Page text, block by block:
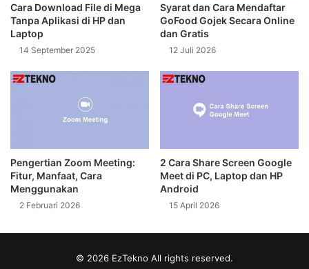
Cara Download File di Mega
Tanpa Aplikasi di HP dan
Laptop
14 September 2025
Syarat dan Cara Mendaftar
GoFood Gojek Secara Online
dan Gratis
12 Juli 2026
Pengertian Zoom Meeting:
Fitur, Manfaat, Cara
Menggunakan
2 Februari 2026
2 Cara Share Screen Google
Meet di PC, Laptop dan HP
Android
15 April 2026
© 2026 EzTekno All rights reserved.